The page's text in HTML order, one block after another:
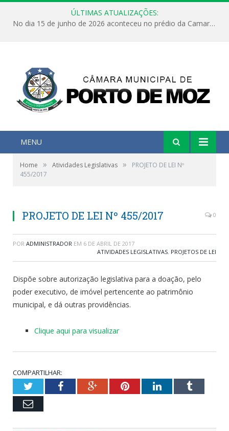
ÚLTIMAS ATUALIZAÇÕES:
No dia 15 de junho de 2026 aconteceu no prédio da Camara Municipal de Porto de Moz /Pará a Sessão Ordinária
MENU
Home » Atividades Legislativas »
PROJETO DE LEI Nº
455/2017
PROJETO DE LEI Nº 455/2017 0
POR ADMINISTRADOR EM 6 DE ABRIL DE 2017
ATIVIDADES LEGISLATIVAS, PROJETOS DE LEI
Dispõe sobre autorização legislativa para a doação, pelo
poder executivo, de imóvel pertencente ao patrimônio
municipal, e dá outras providências.
Clique aqui para visualizar
COMPARTILHAR:
TwitterFacebookGoogle+PinterestLinkedInTumblr
Email